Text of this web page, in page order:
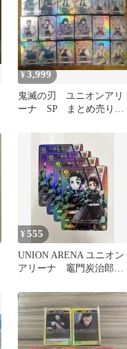
¥3,999
鬼滅の刃 ユニオンアリ
ーナ SP まとめ売り
イ用
¥555
UNION ARENA ユニオン
アリーナ 竈門炭治郎
セット